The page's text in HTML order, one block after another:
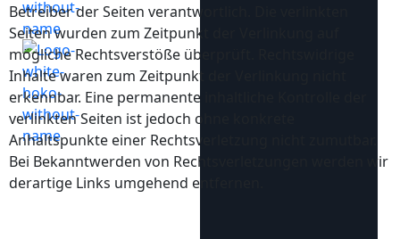
Betreiber der Seiten verantwortlich. Die verlinkten
Seiten wurden zum Zeitpunkt der Verlinkung auf
mögliche Rechtsverstöße überprüft. Rechtswidrige
Inhalte waren zum Zeitpunkt der Verlinkung nicht
erkennbar. Eine permanente inhaltliche Kontrolle der
verlinkten Seiten ist jedoch ohne konkrete
Anhaltspunkte einer Rechtsverletzung nicht zumutbar.
Bei Bekanntwerden von Rechtsverletzungen werden wir
derartige Links umgehend entfernen.